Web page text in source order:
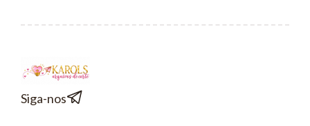
Siga-nos